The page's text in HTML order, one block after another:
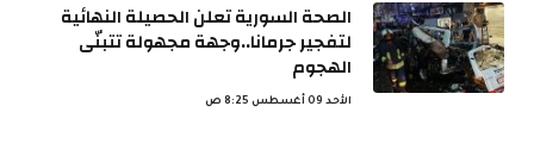
الصحة السورية تعلن الحصيلة النهائية
لتفجير جرمانا..وجهة مجهولة تتبنّى
الهجوم
الأحد 09 أغسطس 8:25 ص